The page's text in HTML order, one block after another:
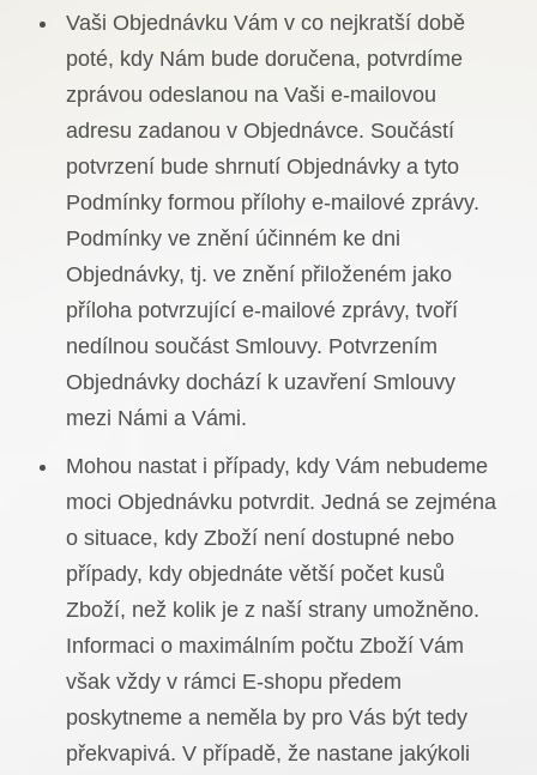
Vaši Objednávku Vám v co nejkratší době
poté, kdy Nám bude doručena, potvrdíme
zprávou odeslanou na Vaši e-mailovou
adresu zadanou v Objednávce. Součástí
potvrzení bude shrnutí Objednávky a tyto
Podmínky formou přílohy e-mailové zprávy.
Podmínky ve znění účinném ke dni
Objednávky, tj. ve znění přiloženém jako
příloha potvrzující e-mailové zprávy, tvoří
nedílnou součást Smlouvy. Potvrzením
Objednávky dochází k uzavření Smlouvy
mezi Námi a Vámi.
Mohou nastat i případy, kdy Vám nebudeme
moci Objednávku potvrdit. Jedná se zejména
o situace, kdy Zboží není dostupné nebo
případy, kdy objednáte větší počet kusů
Zboží, než kolik je z naší strany umožněno.
Informaci o maximálním počtu Zboží Vám
však vždy v rámci E-shopu předem
poskytneme a neměla by pro Vás být tedy
překvapivá. V případě, že nastane jakýkoli